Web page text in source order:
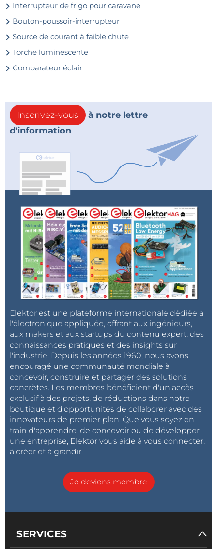
Interrupteur de frigo pour caravane
Bouton-poussoir-interrupteur
Source de courant à faible chute
Torche luminescente
Comparateur éclair
Inscrivez-vous
à notre lettre
d'information
Elektor est une plateforme internationale dédiée à
l'électronique appliquée, offrant aux ingénieurs,
aux makers et aux startups du contenu expert, des
connaissances pratiques et des insights sur
l'industrie. Depuis les années 1960, nous avons
encouragé une communauté mondiale à
concevoir, construire et partager des solutions
concrètes. Les membres bénéficient d'un accès
exclusif à des projets, de réductions dans notre
boutique et d'opportunités de collaborer avec des
innovateurs de premier plan. Que vous soyez en
train d'apprendre, de concevoir ou de développer
une entreprise, Elektor vous aide à vous connecter,
à créer et à grandir.
Je deviens membre
SERVICES